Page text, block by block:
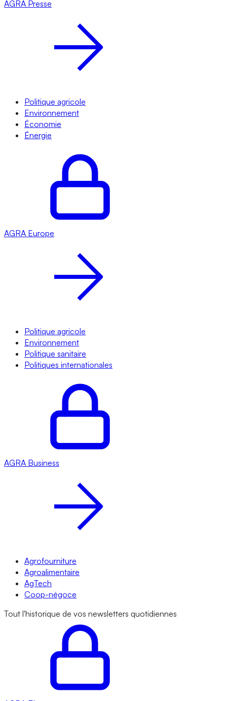
AGRA Presse
Politique agricole
Environnement
Économie
Énergie
AGRA Europe
Politique agricole
Environnement
Politique sanitaire
Politiques internationales
AGRA Business
Agrofourniture
Agroalimentaire
AgTech
Coop-négoce
Tout l'historique de vos newsletters quotidiennes